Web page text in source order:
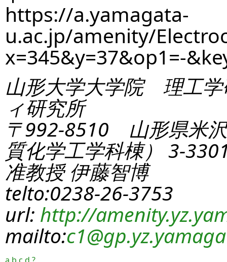
https://a.yamagata-
u.ac.jp/amenity/
x=345&y=37&op1=-
山形大学大学院 理工学
ィ研究所
〒992-8510 山形県米
質化学工学科棟） 3-
准教授 伊藤智博
telto:0238-26-3753
url: http://
mailto:c1